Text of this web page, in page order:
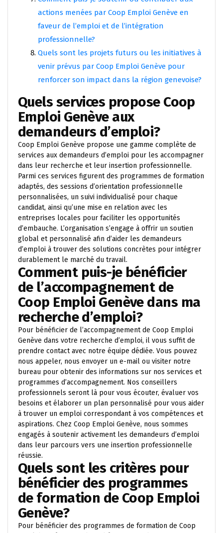
actions menées par Coop Emploi Genève en
faveur de l’emploi et de l’intégration
professionnelle?
Quels sont les projets futurs ou les initiatives à
venir prévus par Coop Emploi Genève pour
renforcer son impact dans la région genevoise?
Quels services propose Coop
Emploi Genève aux
demandeurs d’emploi?
Coop Emploi Genève propose une gamme complète de
services aux demandeurs d’emploi pour les accompagner
dans leur recherche et leur insertion professionnelle.
Parmi ces services figurent des programmes de formation
adaptés, des sessions d’orientation professionnelle
personnalisées, un suivi individualisé pour chaque
candidat, ainsi qu’une mise en relation avec les
entreprises locales pour faciliter les opportunités
d’embauche. L’organisation s’engage à offrir un soutien
global et personnalisé afin d’aider les demandeurs
d’emploi à trouver des solutions concrètes pour intégrer
durablement le marché du travail.
Comment puis-je bénéficier
de l’accompagnement de
Coop Emploi Genève dans ma
recherche d’emploi?
Pour bénéficier de l’accompagnement de Coop Emploi
Genève dans votre recherche d’emploi, il vous suffit de
prendre contact avec notre équipe dédiée. Vous pouvez
nous appeler, nous envoyer un e-mail ou visiter notre
bureau pour obtenir des informations sur nos services et
programmes d’accompagnement. Nos conseillers
professionnels seront là pour vous écouter, évaluer vos
besoins et élaborer un plan personnalisé pour vous aider
à trouver un emploi correspondant à vos compétences et
aspirations. Chez Coop Emploi Genève, nous sommes
engagés à soutenir activement les demandeurs d’emploi
dans leur parcours vers une insertion professionnelle
réussie.
Quels sont les critères pour
bénéficier des programmes
de formation de Coop Emploi
Genève?
Pour bénéficier des programmes de formation de Coop